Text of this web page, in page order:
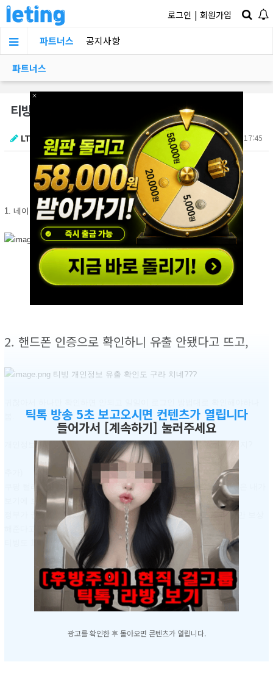
로그인 | 회원가입
파트너스 공지사항
파트너스
티빙 개인정보 유출 확인도 구라 치네???
LTJH 06.11 17:45
1. 네이버 로그인으로 확인하니 유출 됐다고 뜨고,
2. 핸드폰 인증으로 확인하니 유출 안됐다고 뜨고,
개인정보 보호에 들이는 돈보다 벌금 내는게 돈이 덜 드는거 아니겠지?
쿠팡 털리고 무마하려고 모든 ID 쿠폰 줬을 때, 쿠폰 냉큼 쓴 사람들은 내가
보기에 보상 못받음 ㅋㅋ
정부가 끝까지 몰아서 보상을 해야하면 김범석씨는 쿠폰 안쓴 사람만 보상
해준다고 할게 뻔함 ㅋㅋ
티빙도 1개월 무료 시청 이런거 뿌리겠지? ㅋㅋㅋㅋㅋㅋ
틱톡 방송 5초 보고오시면 컨텐츠가 열립니다
들어가서 [계속하기] 눌러주세요
광고를 확인한 후 돌아오면 콘텐츠가 열립니다.
×